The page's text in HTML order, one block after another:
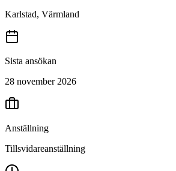
Karlstad, Värmland
Sista ansökan
28 november 2026
Anställning
Tillsvidareanställning